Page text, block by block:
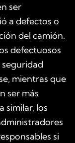
ser
a defectos o
del camión.
defectuosos
mientras que
ser más
similar, los
si